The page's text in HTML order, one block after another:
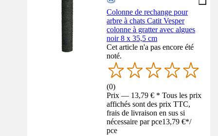
Colonne de rechange pour
arbre à chats Catit Vesper
colonne à gratter avec algues
noir 8 x 35,5 cm
Cet article n'a pas encore été
noté.
(0)
Prix — 13,79 € * Tous les prix
affichés sont des prix TTC,
frais de livraison en sus si
nécessaire par pce13,79 €*/
pce